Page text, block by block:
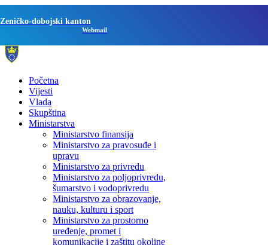
Zeničko-dobojski kanton
Webmail
Početna
Vijesti
Vlada
Skupština
Ministarstva
Ministarstvo finansija
Ministarstvo za pravosuđe i
upravu
Ministarstvo za privredu
Ministarstvo za poljoprivredu,
šumarstvo i vodoprivredu
Ministarstvo za obrazovanje,
nauku, kulturu i sport
Ministarstvo za prostorno
uređenje, promet i
komunikacije i zaštitu okoline